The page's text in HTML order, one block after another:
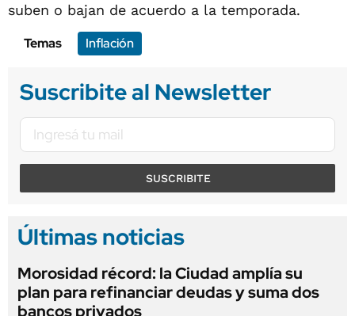
suben o bajan de acuerdo a la temporada.
Temas
Inflación
Suscribite al Newsletter
SUSCRIBITE
Últimas noticias
Morosidad récord: la Ciudad amplía su
plan para refinanciar deudas y suma dos
bancos privados